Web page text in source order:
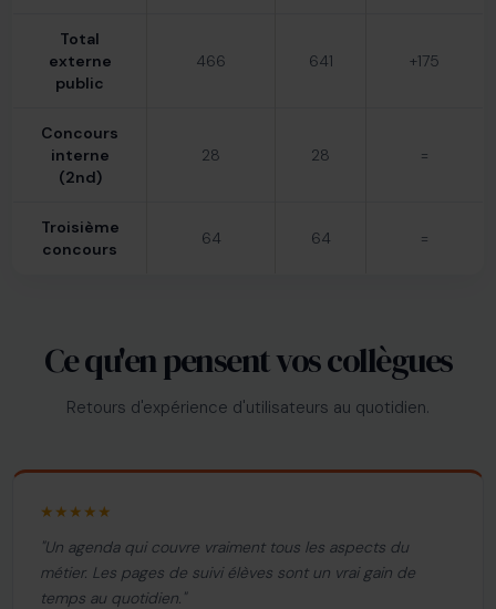
Total
externe
public
466 641 +175
Concours
interne
(2nd)
28 28 =
Troisième
concours
64 64 =
Ce qu'en pensent vos collègues
Retours d'expérience d'utilisateurs au quotidien.
★★★★★
"Un agenda qui couvre vraiment tous les aspects du
métier. Les pages de suivi élèves sont un vrai gain de
temps au quotidien."